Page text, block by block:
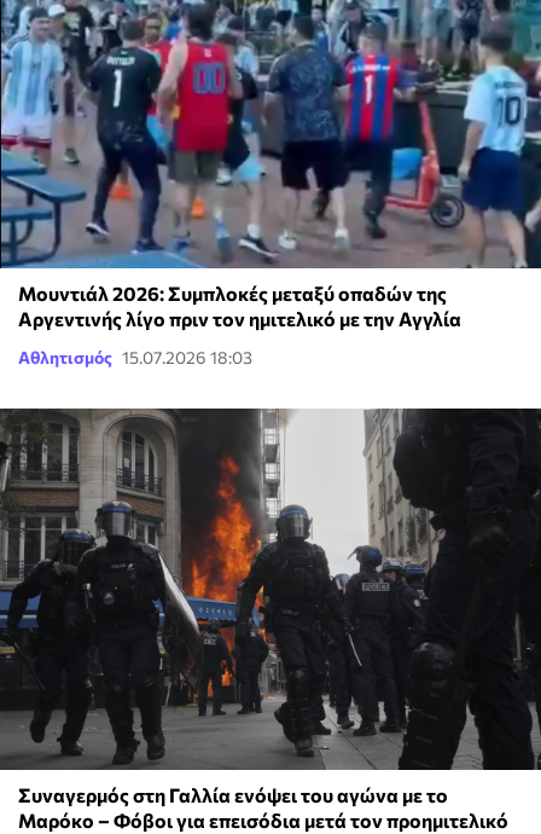
Μουντιάλ 2026: Συμπλοκές μεταξύ οπαδών της
Αργεντινής λίγο πριν τον ημιτελικό με την Αγγλία
Αθλητισμός 15.07.2026 18:03
Συναγερμός στη Γαλλία ενόψει του αγώνα με το
Μαρόκο – Φόβοι για επεισόδια μετά τον προημιτελικό